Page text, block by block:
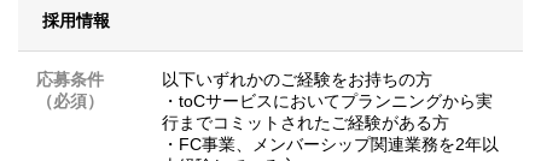
採用情報
応募条件
（必須）
以下いずれかのご経験をお持ちの方
・toCサービスにおいてプランニングから実
行までコミットされたご経験がある方
・FC事業、メンバーシップ関連業務を2年以